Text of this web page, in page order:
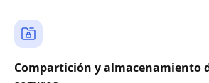
Compartición y almacenamiento